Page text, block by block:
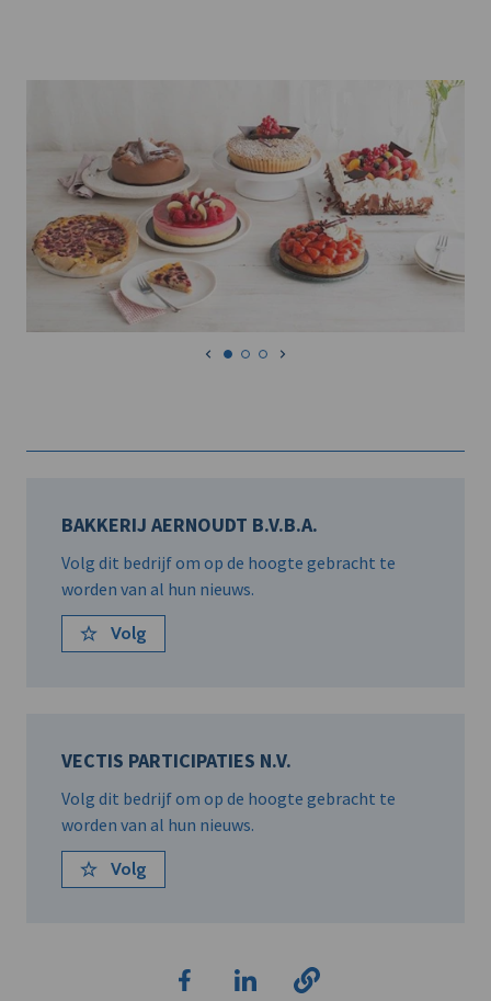
BAKKERIJ AERNOUDT B.V.B.A.
Volg dit bedrijf om op de hoogte gebracht te
worden van al hun nieuws.
Volg
VECTIS PARTICIPATIES N.V.
Volg dit bedrijf om op de hoogte gebracht te
worden van al hun nieuws.
Volg